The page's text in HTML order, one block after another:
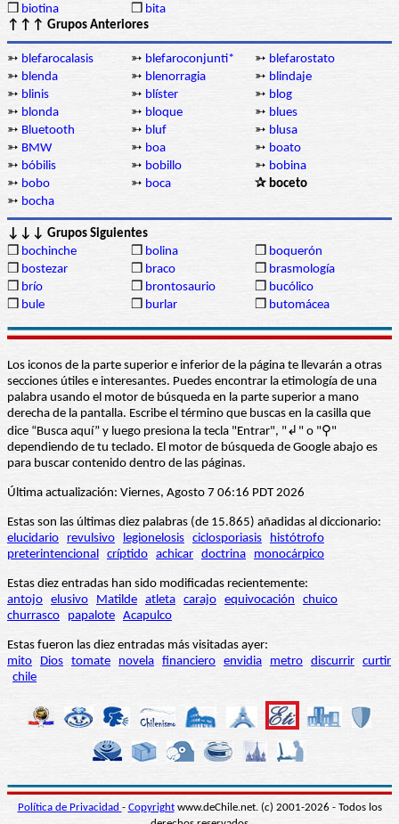
❒ biotina ❒ bita
↑↑↑ Grupos Anteriores
➳ blefarocalasis ➳ blefaroconjunti* ➳ blefarostato
➳ blenda ➳ blenorragia ➳ blindaje
➳ blinis ➳ blíster ➳ blog
➳ blonda ➳ bloque ➳ blues
➳ Bluetooth ➳ bluf ➳ blusa
➳ BMW ➳ boa ➳ boato
➳ bóbilis ➳ bobillo ➳ bobina
➳ bobo ➳ boca
✰ boceto
➳ bocha
↓↓↓ Grupos Siguientes
❒ bochinche ❒ bolina ❒ boquerón
❒ bostezar ❒ braco ❒ brasmología
❒ brío ❒ brontosaurio ❒ bucólico
❒ bule ❒ burlar ❒ butomácea
Los iconos de la parte superior e inferior de la página te llevarán a otras
secciones útiles e interesantes. Puedes encontrar la etimología de una
palabra usando el motor de búsqueda en la parte superior a mano
derecha de la pantalla. Escribe el término que buscas en la casilla que
dice “Busca aquí” y luego presiona la tecla "Entrar", "↲" o "⚲"
dependiendo de tu teclado. El motor de búsqueda de Google abajo es
para buscar contenido dentro de las páginas.
Última actualización: Viernes, Agosto 7 06:16 PDT 2026
Estas son las últimas diez palabras (de 15.865) añadidas al diccionario:
elucidario
revulsivo legionelosis ciclosporiasis
histótrofo
preterintencional críptido achicar doctrina monocárpico
Estas diez entradas han sido modificadas recientemente:
antojo elusivo Matilde atleta carajo equivocación
chuico
churrasco
papalote Acapulco
Estas fueron las diez entradas más visitadas ayer:
mito
Dios tomate novela financiero envidia metro discurrir curtir
chile
Política de Privacidad - Copyrightwww.deChile.net. (c) 2001-2026 - Todos los